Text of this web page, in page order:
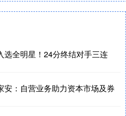
选全明星！24分终结对手三连
安：自营业务助力资本市场及券